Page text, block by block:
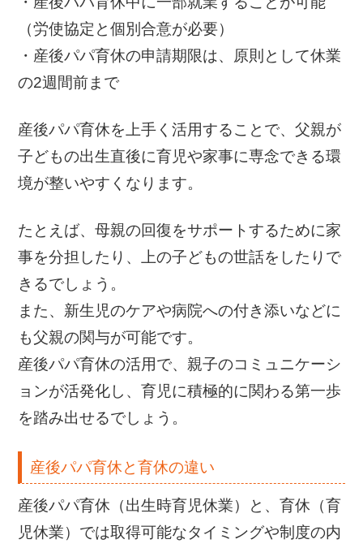
（労使協定と個別合意が必要）
・産後パパ育休の申請期限は、原則として休業
の2週間前まで
産後パパ育休を上手く活用することで、父親が
子どもの出生直後に育児や家事に専念できる環
境が整いやすくなります。
たとえば、母親の回復をサポートするために家
事を分担したり、上の子どもの世話をしたりで
きるでしょう。
また、新生児のケアや病院への付き添いなどに
も父親の関与が可能です。
産後パパ育休の活用で、親子のコミュニケーシ
ョンが活発化し、育児に積極的に関わる第一歩
を踏み出せるでしょう。
産後パパ育休と育休の違い
産後パパ育休（出生時育児休業）と、育休（育
児休業）では取得可能なタイミングや制度の内